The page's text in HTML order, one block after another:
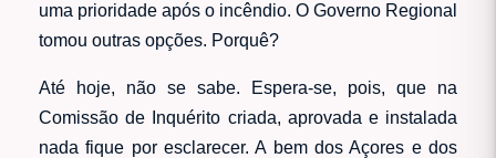
uma prioridade após o incêndio. O Governo Regional
tomou outras opções. Porquê?
Até hoje, não se sabe. Espera-se, pois, que na
Comissão de Inquérito criada, aprovada e instalada
nada fique por esclarecer. A bem dos Açores e dos